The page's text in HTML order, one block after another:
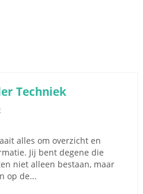
Techniek
alles om overzicht en
Jij bent degene die
niet alleen bestaan, maar
op de...